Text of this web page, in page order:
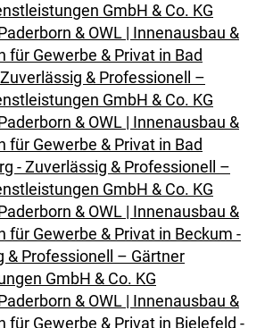
GmbH & Co. KG
& OWL | Innenausbau &
für Gewerbe & Privat in Bad
& Professionell –
GmbH & Co. KG
& OWL | Innenausbau &
für Gewerbe & Privat in Bad
- Zuverlässig & Professionell –
GmbH & Co. KG
& OWL | Innenausbau &
für Gewerbe & Privat in Beckum -
& Professionell – Gärtner
GmbH & Co. KG
& OWL | Innenausbau &
für Gewerbe & Privat in Bielefeld -